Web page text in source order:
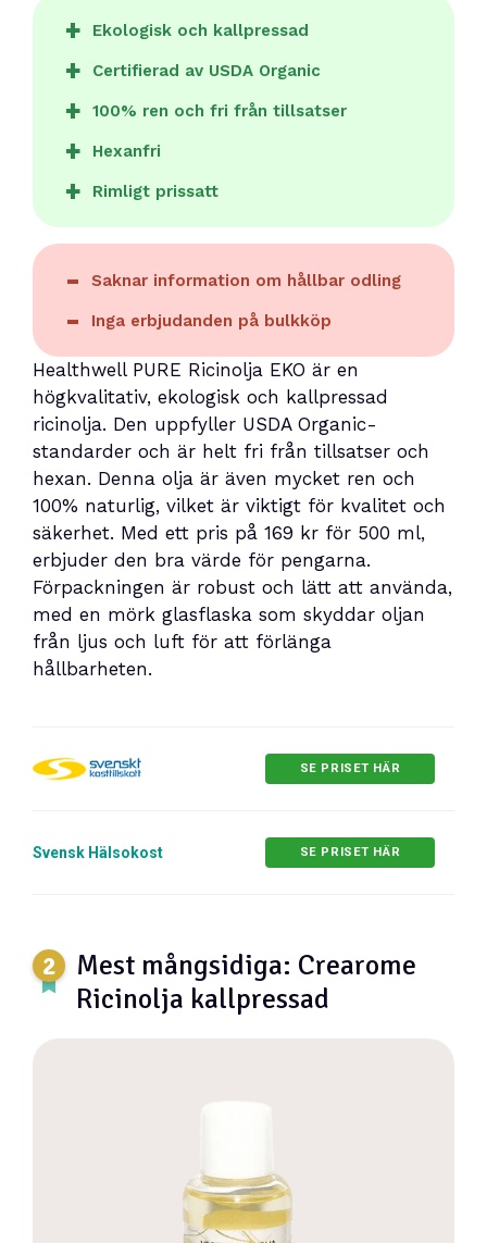
Ekologisk och kallpressad
Certifierad av USDA Organic
100% ren och fri från tillsatser
Hexanfri
Rimligt prissatt
Saknar information om hållbar odling
Inga erbjudanden på bulkköp
Healthwell PURE Ricinolja EKO är en
högkvalitativ, ekologisk och kallpressad
ricinolja. Den uppfyller USDA Organic-
standarder och är helt fri från tillsatser och
hexan. Denna olja är även mycket ren och
100% naturlig, vilket är viktigt för kvalitet och
säkerhet. Med ett pris på 169 kr för 500 ml,
erbjuder den bra värde för pengarna.
Förpackningen är robust och lätt att använda,
med en mörk glasflaska som skyddar oljan
från ljus och luft för att förlänga
hållbarheten.
SE PRISET HÄR
Svensk Hälsokost SE PRISET HÄR
Mest mångsidiga: Crearome
Ricinolja kallpressad